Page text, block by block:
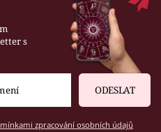
s
ODESLAT
zpracování osobních údajů